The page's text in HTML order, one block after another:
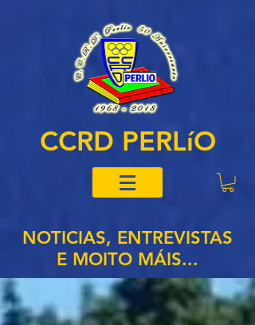
CCRD PERLíO
NOTICIAS, ENTREVISTAS
E MOITO MÁIS...